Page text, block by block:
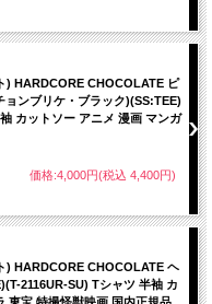
) HARDCORE CHOCOLATE ピ
ョンブリケ・ブラック)(SS:TEE)
カットソー アニメ 漫画 マンガ
価格:4,000円(税込 4,400円)
) HARDCORE CHOCOLATE ヘ
2116UR-SU) Tシャツ 半袖 カ